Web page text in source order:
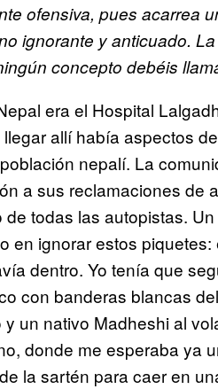
ofensiva, pues acarrea
ignorante y anticuado.
concepto debéis
era el Hospital
allí había aspectos
nepalí. La
a sus reclamaciones de
todas las autopistas.
en ignorar estos
dentro. Yo tenía que
con banderas blancas
un nativo Madheshi al
donde me esperaba ya
la sartén para caer en